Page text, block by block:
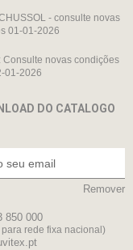
- consulte novas
01-01-2026
Consulte novas condições
01-2026
DO CATALOGO
Remover
850 000
rede fixa nacional)